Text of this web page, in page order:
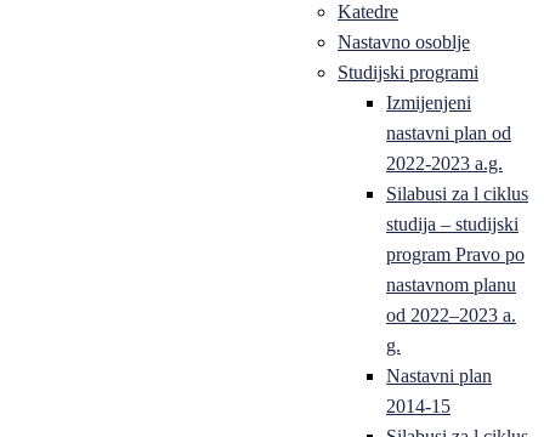
Katedre
Nastavno osoblje
Studijski programi
Izmijenjeni
nastavni plan od
2022-2023 a.g.
Silabusi za l ciklus
studija – studijski
program Pravo po
nastavnom planu
od 2022–2023 a.
g.
Nastavni plan
2014-15